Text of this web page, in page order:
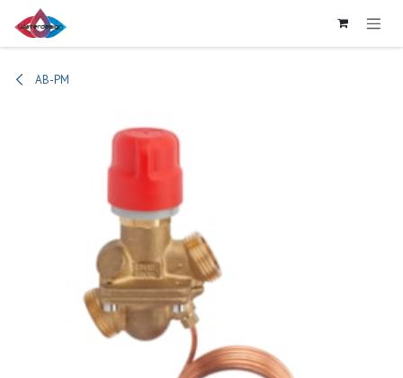
Se rendre au contenu
AB-PM